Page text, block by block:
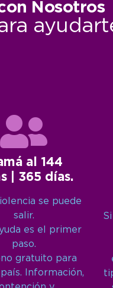
Nosotros
al 144
| 365 días.
se puede
salir.
es el primer
paso.
gratuito para
Información,